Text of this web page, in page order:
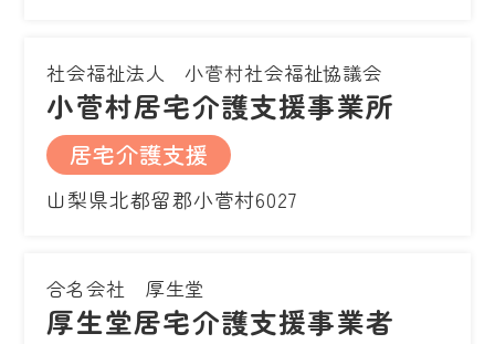
社会福祉法人 小菅村社会福祉協議会
小菅村居宅介護支援事業所
居宅介護支援
山梨県北都留郡小菅村6027
合名会社 厚生堂
厚生堂居宅介護支援事業者